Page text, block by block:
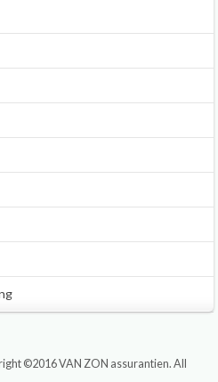
©2016 VAN ZON assurantien. All